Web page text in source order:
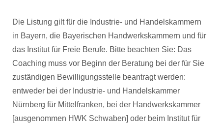
Die Listung gilt für die Industrie- und Handelskammern
in Bayern, die Bayerischen Handwerkskammern und für
das Institut für Freie Berufe. Bitte beachten Sie: Das
Coaching muss vor Beginn der Beratung bei der für Sie
zuständigen Bewilligungsstelle beantragt werden:
entweder bei der Industrie- und Handelskammer
Nürnberg für Mittelfranken, bei der Handwerkskammer
[ausgenommen HWK Schwaben] oder beim Institut für